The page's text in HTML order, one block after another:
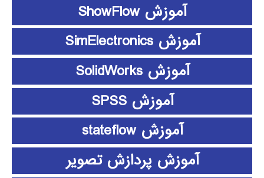
آموزش ShowFlow
آموزش SimElectronics
آموزش SolidWorks
آموزش SPSS
آموزش stateflow
آموزش پردازش تصویر